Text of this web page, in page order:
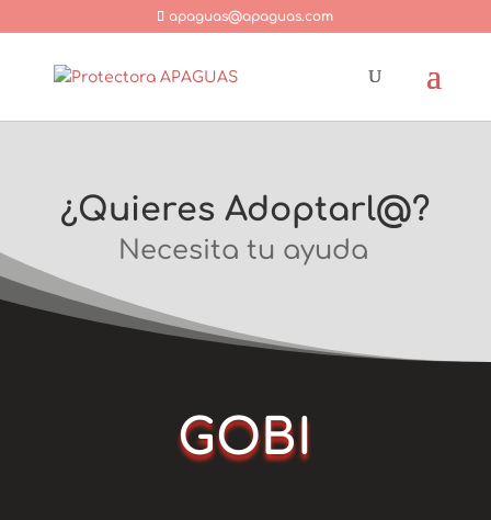
apaguas@apaguas.com
¿Quieres Adoptarl@?
Necesita tu ayuda
GOBI